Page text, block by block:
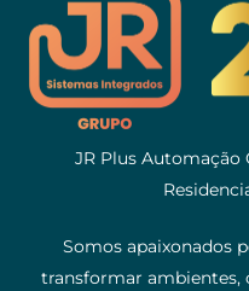
JR Plus Automação
Somos apaixonados
transformar ambientes,